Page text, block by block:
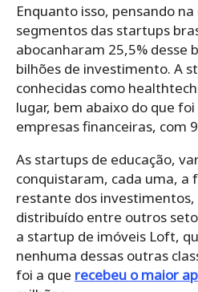
Enquanto isso, pensando
segmentos das startups
abocanharam 25,5% desse
bilhões de investimento. A
conhecidas como
lugar, bem abaixo do que
empresas financeiras, com
As startups de educação,
conquistaram, cada uma, a
restante dos
distribuído entre outros
a startup de imóveis Loft,
nenhuma dessas outras
foi a que recebeu o maior